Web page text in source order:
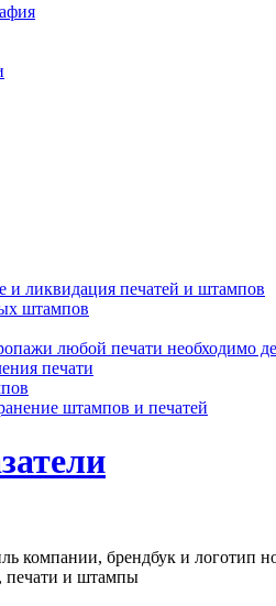
и ликвидация печатей и штампов
штампов
любой печати необходимо
печати
штампов и печатей
компании, брендбук и логотип
печати и штампы